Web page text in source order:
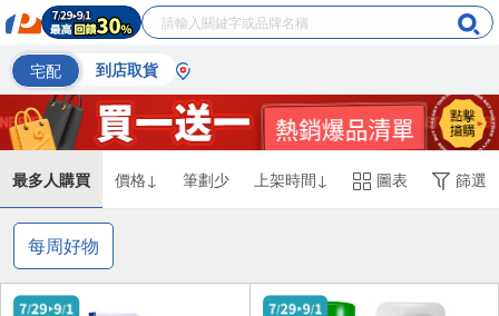
宅配 到店取貨
最多人購買 價格↓ 筆劃少 上架時間↓ 圖表 篩選
每周好物